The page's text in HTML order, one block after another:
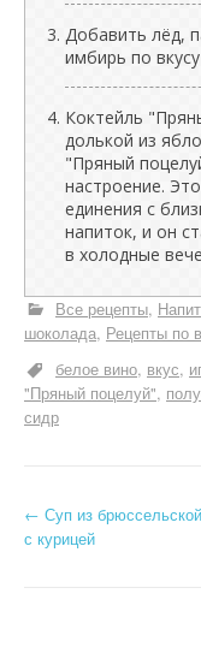
Добавить лёд,
имбирь по
Коктейль
долькой из
"Пряный
настроение.
единения с
напиток, и он
в холодные
Все рецепты
шоколада Рецепты по
белое вино вкус
"Пряный поцелуй"
сидр
Н
← Суп из
с курицей